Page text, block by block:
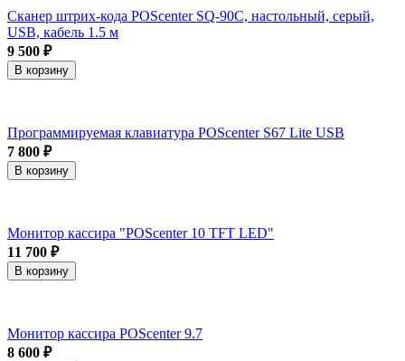
Сканер штрих-кода POScenter SQ-90C, настольный, серый,
USB, кабель 1.5 м
9 500 ₽
В корзину
Программируемая клавиатура POScenter S67 Lite USB
7 800 ₽
В корзину
Монитор кассира "POScenter 10 TFT LED"
11 700 ₽
В корзину
Монитор кассира POScenter 9.7
8 600 ₽